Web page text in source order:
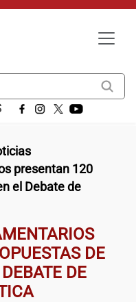
presentan 120
el Debate de
DE
DE